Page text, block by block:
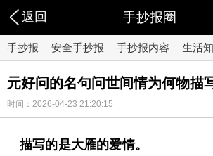
返回 手抄报圈
手抄报 安全手抄报 手抄报内容 生活
元好问的名句问世间情为何物描
时间：2026-04-23 21:20:15
描写的是大雁的爱情。